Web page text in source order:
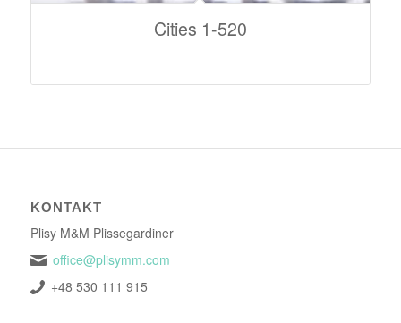
Cities 1-520
KONTAKT
Plisy M&M Plissegardiner
office@plisymm.com
+48 530 111 915